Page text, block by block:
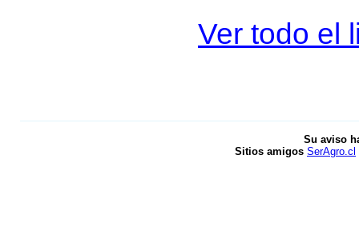
Ver todo el
Su aviso
Sitios amigos SerAgro.cl